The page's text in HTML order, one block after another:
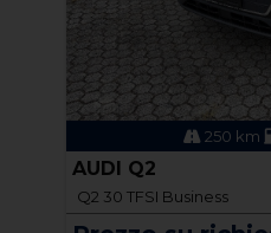
250 km
AUDI Q2
Q2 30 TFSI Business